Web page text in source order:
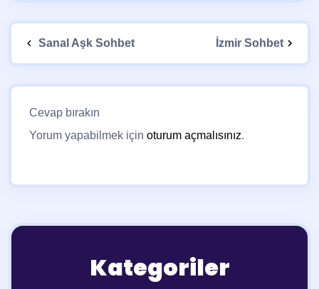
Sanal Aşk Sohbet İzmir Sohbet
Cevap bırakın
Yorum yapabilmek için oturum açmalısınız.
Kategoriler